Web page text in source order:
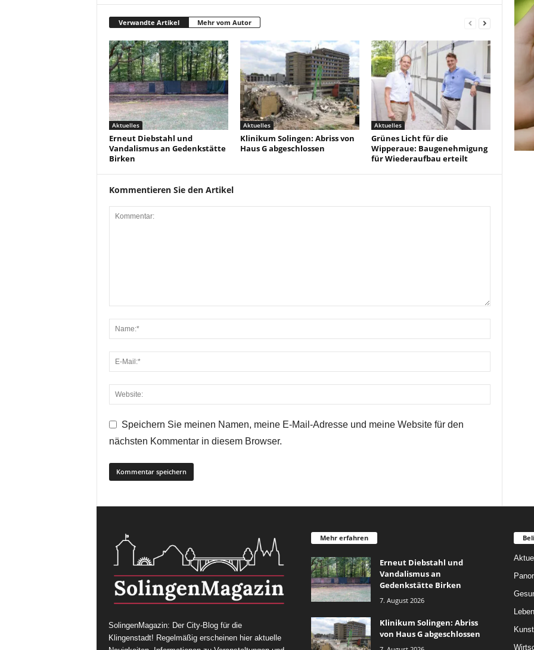
Verwandte Artikel Mehr vom Autor
Aktuelles
Erneut Diebstahl und
Vandalismus an Gedenkstätte
Birken
Aktuelles
Klinikum Solingen: Abriss von
Haus G abgeschlossen
Aktuelles
Grünes Licht für die
Wipperaue: Baugenehmigung
für Wiederaufbau erteilt
Kommentieren Sie den Artikel
Speichern Sie meinen Namen, meine E-Mail-Adresse und meine Website für den
nächsten Kommentar in diesem Browser.
SolingenMagazin: Der City-Blog für die
Klingenstadt! Regelmäßig erscheinen hier aktuelle
Mehr erfahren
Erneut Diebstahl und
Vandalismus an
Gedenkstätte Birken
7. August 2026
Klinikum Solingen: Abriss
von Haus G abgeschlossen